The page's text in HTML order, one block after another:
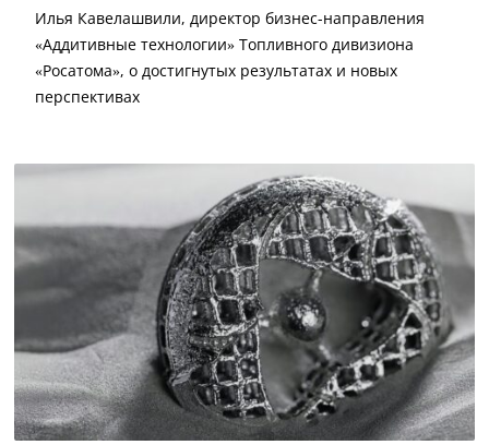
Илья Кавелашвили, директор бизнес-направления
«Аддитивные технологии» Топливного дивизиона
«Росатома», о достигнутых результатах и новых
перспективах